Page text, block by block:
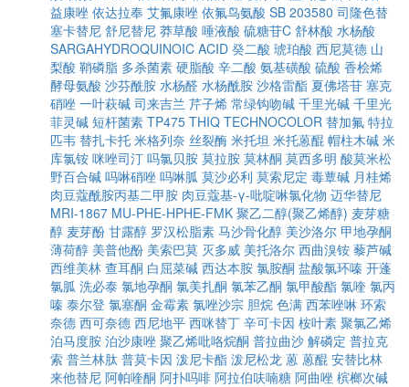
益康唑 依达拉奉 艾氟康唑 依氟鸟氨酸 SB 203580 司隆色替
塞卡替尼 舒尼替尼 莽草酸 唾液酸 硫糖苷C 舒林酸 水杨酸
SARGAHYDROQUINOIC ACID 癸二酸 琥珀酸 西尼莫德 山
梨酸 鞘磷脂 多杀菌素 硬脂酸 辛二酸 氨基磺酸 硫酸 香桧烯
酵母氨酸 沙芬酰胺 水杨醛 水杨酰胺 沙格雷酯 夏佛塔苷 塞克
硝唑 一叶萩碱 司来吉兰 芹子烯 常绿钩吻碱 千里光碱 千里光
菲灵碱 短杆菌素 TP475 THIQ TECHNOCOLOR 替加氟 特拉
匹韦 替扎卡托 米格列奈 丝裂酶 米托坦 米托蒽醌 帽柱木碱 米
库氯铵 咪唑司汀 吗氯贝胺 莫拉胺 莫林酮 莫西多明 酸莫米松
野百合碱 吗啉硝唑 吗啉胍 莫沙必利 莫索尼定 毒蕈碱 月桂烯
肉豆蔻酰胺丙基二甲胺 肉豆蔻基-γ-吡啶啉氯化物 迈华替尼
MRI-1867 MU-PHE-HPHE-FMK 聚乙二醇(聚乙烯醇) 麦芽糖
醇 麦芽酚 甘露醇 罗汉松脂素 马沙骨化醇 美沙洛尔 甲地孕酮
薄荷醇 美普他酚 美索巴莫 灭多威 美托洛尔 西曲溴铵 藜芦碱
西维美林 查耳酮 白屈菜碱 西达本胺 氯胺酮 盐酸氯环嗪 开蓬
氯胍 洗必泰 氯地孕酮 氯美扎酮 氯苯乙酮 氯甲酸酯 氯喹 氯丙
嗪 泰尔登 氯塞酮 金霉素 氯唑沙宗 胆烷 色满 西苯唑啉 环索
奈德 西可奈德 西尼地平 西咪替丁 辛可卡因 桉叶素 聚氯乙烯
泊马度胺 泊沙康唑 聚乙烯吡咯烷酮 普拉曲沙 解磷定 普拉克
索 普兰林肽 普莫卡因 泼尼卡酯 泼尼松龙 蒽 蒽醌 安替比林
来他替尼 阿帕喹酮 阿扑吗啡 阿拉伯呋喃糖 阿曲唑 槟榔次碱